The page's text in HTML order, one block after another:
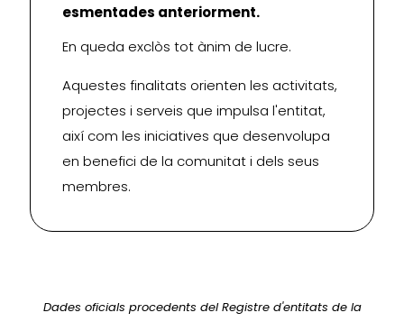
esmentades anteriorment.
En queda exclòs tot ànim de lucre.
Aquestes finalitats orienten les activitats,
projectes i serveis que impulsa l'entitat,
així com les iniciatives que desenvolupa
en benefici de la comunitat i dels seus
membres.
Dades oficials procedents del Registre d'entitats de la